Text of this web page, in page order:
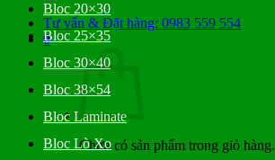
Tư vấn & Đặt hàng: 0983 559 554
0
Chưa có sản phẩm trong giỏ hàng.
Bloc 20×30
Bloc 25×35
Bloc 30×40
Bloc 38×54
Bloc Laminate
Bloc Lò Xo